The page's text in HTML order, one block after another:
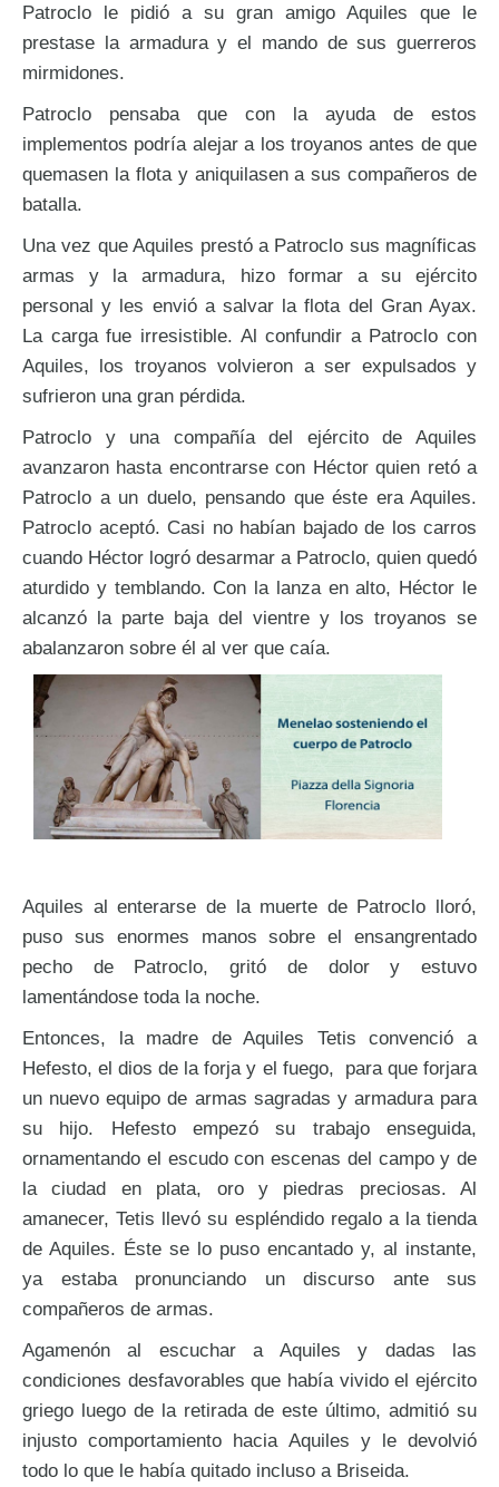
Patroclo le pidió a su gran amigo Aquiles que le
prestase la armadura y el mando de sus guerreros
mirmidones.
Patroclo pensaba que con la ayuda de estos
implementos podría alejar a los troyanos antes de que
quemasen la flota y aniquilasen a sus compañeros de
batalla.
Una vez que Aquiles prestó a Patroclo sus magníficas
armas y la armadura, hizo formar a su ejército
personal y les envió a salvar la flota del Gran Ayax.
La carga fue irresistible. Al confundir a Patroclo con
Aquiles, los troyanos volvieron a ser expulsados y
sufrieron una gran pérdida.
Patroclo y una compañía del ejército de Aquiles
avanzaron hasta encontrarse con Héctor quien retó a
Patroclo a un duelo, pensando que éste era Aquiles.
Patroclo aceptó. Casi no habían bajado de los carros
cuando Héctor logró desarmar a Patroclo, quien quedó
aturdido y temblando. Con la lanza en alto, Héctor le
alcanzó la parte baja del vientre y los troyanos se
abalanzaron sobre él al ver que caía.
Aquiles al enterarse de la muerte de Patroclo lloró,
puso sus enormes manos sobre el ensangrentado
pecho de Patroclo, gritó de dolor y estuvo
lamentándose toda la noche.
Entonces, la madre de Aquiles Tetis convenció a
Hefesto, el dios de la forja y el fuego, para que forjara
un nuevo equipo de armas sagradas y armadura para
su hijo. Hefesto empezó su trabajo enseguida,
ornamentando el escudo con escenas del campo y de
la ciudad en plata, oro y piedras preciosas. Al
amanecer, Tetis llevó su espléndido regalo a la tienda
de Aquiles. Éste se lo puso encantado y, al instante,
ya estaba pronunciando un discurso ante sus
compañeros de armas.
Agamenón al escuchar a Aquiles y dadas las
condiciones desfavorables que había vivido el ejército
griego luego de la retirada de este último, admitió su
injusto comportamiento hacia Aquiles y le devolvió
todo lo que le había quitado incluso a Briseida.